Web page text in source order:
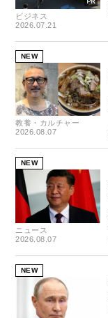
ビジネス
2026.07.21
NEW
教養・カルチャー
2026.08.07
NEW
ニュース
2026.08.07
NEW